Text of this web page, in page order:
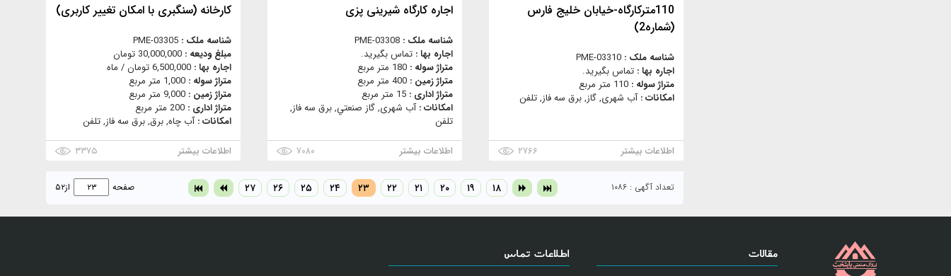
110مترکارگاه-خیابان خلیج فارس
(شماره2)
شناسه ملک : PME-03310
اجاره بها : تماس بگیرید.
متراژ سوله : 110 متر مربع
امکانات :آب شهری, گاز, برق سه فاز, تلفن
اطلاعات بیشتر ۲۷۶۶
اجاره کارگاه شیرینی پزی
شناسه ملک : PME-03308
اجاره بها : تماس بگیرید.
متراژ سوله : 180 متر مربع
متراژ زمین : 400 متر مربع
متراژ اداری : 15 متر مربع
امکانات :آب شهری, گاز صنعتي, برق سه فاز,
تلفن
اطلاعات بیشتر
۷۰۸۰
کارخانه (سنگبری با امکان تغییر کاربری)
شناسه ملک : PME-03305
مبلغ ودیعه : 30,000,000 تومان
اجاره بها : 6,500,000 تومان / ماه
متراژ سوله : 1,000 متر مربع
متراژ زمین : 9,000 متر مربع
متراژ اداری : 200 متر مربع
امکانات :آب چاه, برق, برق سه فاز, تلفن
اطلاعات بیشتر
۳۳۷۵
تعداد آگهی : ۱۰۸۶ ۱۸ ۱۹ ۲۰ ۲۱ ۲۲ ۲۳ ۲۴ ۲۵ ۲۶ ۲۷ صفحه از۵۲
مقالات اطلاعات تماس